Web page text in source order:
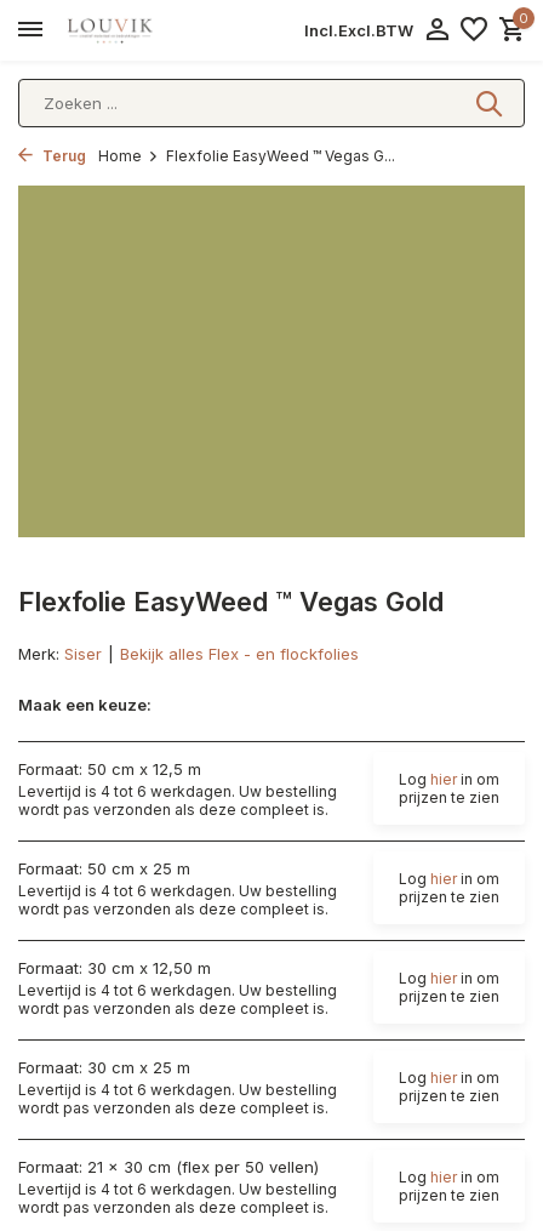
Incl.Excl.BTW
0
Terug Home Flexfolie EasyWeed ™ Vegas G...
Flexfolie EasyWeed ™ Vegas Gold
Merk: Siser Bekijk alles Flex - en flockfolies
Maak een keuze:
Formaat: 50 cm x 12,5 m
Levertijd is 4 tot 6 werkdagen. Uw bestelling
wordt pas verzonden als deze compleet is.
Log hierin om
prijzen te zien
Formaat: 50 cm x 25 m
Levertijd is 4 tot 6 werkdagen. Uw bestelling
wordt pas verzonden als deze compleet is.
Log hierin om
prijzen te zien
Formaat: 30 cm x 12,50 m
Levertijd is 4 tot 6 werkdagen. Uw bestelling
wordt pas verzonden als deze compleet is.
Log hierin om
prijzen te zien
Formaat: 30 cm x 25 m
Levertijd is 4 tot 6 werkdagen. Uw bestelling
wordt pas verzonden als deze compleet is.
Log hierin om
prijzen te zien
Formaat: 21 x 30 cm (flex per 50 vellen)
Levertijd is 4 tot 6 werkdagen. Uw bestelling
wordt pas verzonden als deze compleet is.
Log hierin om
prijzen te zien